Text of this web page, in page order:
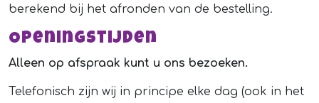
berekend bij het afronden van de bestelling.
Openingstijden
Alleen op afspraak kunt u ons bezoeken.
Telefonisch zijn wij in principe elke dag (ook in het